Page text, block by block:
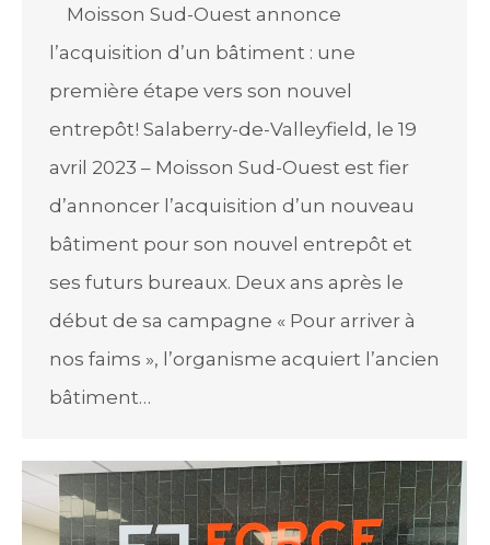
Moisson Sud-Ouest annonce
l’acquisition d’un bâtiment : une
première étape vers son nouvel
entrepôt! Salaberry-de-Valleyfield, le 19
avril 2023 – Moisson Sud-Ouest est fier
d’annoncer l’acquisition d’un nouveau
bâtiment pour son nouvel entrepôt et
ses futurs bureaux. Deux ans après le
début de sa campagne « Pour arriver à
nos faims », l’organisme acquiert l’ancien
bâtiment…